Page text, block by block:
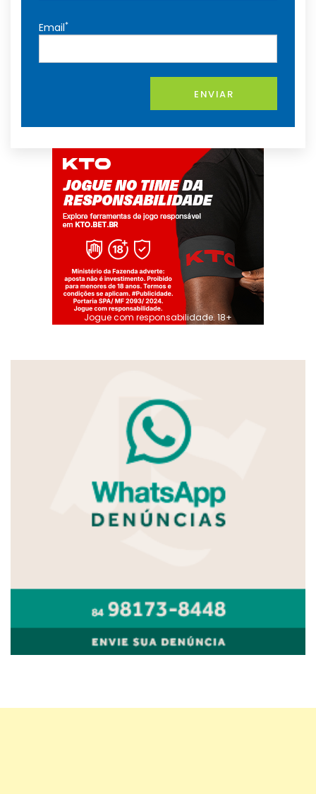
Email*
ENVIAR
Jogue com responsabilidade. 18+